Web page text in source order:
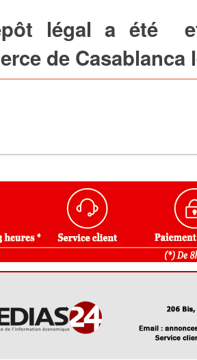
légal a été
de Casablanca